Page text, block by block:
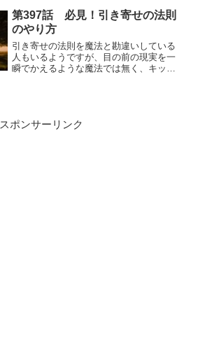
第397話 必見！引き寄せの法則
のやり方
引き寄せの法則を魔法と勘違いしている
人もいるようですが、目の前の現実を一
瞬でかえるような魔法では無く、キッカ
たら良いと思います。
スポンサーリンク